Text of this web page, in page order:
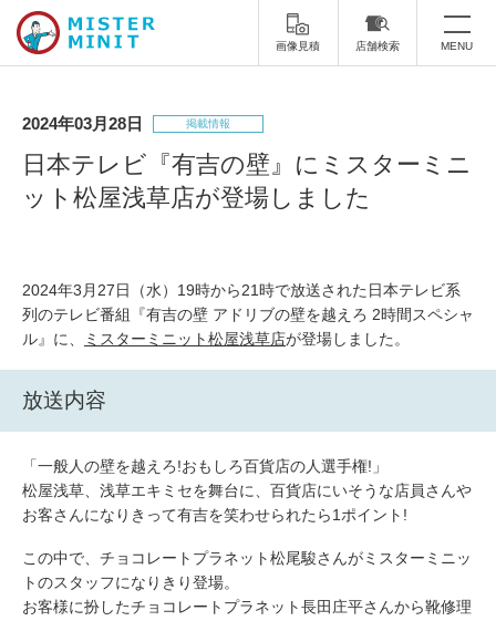
画像見積 店舗検索 MENU
修理サービス・料金
スニーカー修理 靴磨き
傘修理
包丁研ぎ 杖先の修理
店舗を探す
オンライン修理見積もりサービス（配送修理）
2024年03月28日 掲載情報
日本テレビ『有吉の壁』にミスターミニ
ット松屋浅草店が登場しました
2024年3月27日（水）19時から21時で放送された日本テレビ系
列のテレビ番組『有吉の壁 アドリブの壁を越えろ 2時間スペシャ
ル』に、
ミスターミニット松屋浅草店が登場しました。
放送内容
「一般人の壁を越えろ!おもしろ百貨店の人選手権!」
松屋浅草、浅草エキミセを舞台に、百貨店にいそうな店員さんや
お客さんになりきって有吉を笑わせられたら1ポイント!
この中で、チョコレートプラネット松尾駿さんがミスターミニッ
トのスタッフになりきり登場。
お客様に扮したチョコレートプラネット長田庄平さんから靴修理